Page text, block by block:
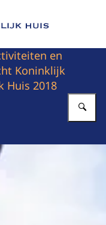
Koninklijk Huis
en
Koninklijk
Huis 2018